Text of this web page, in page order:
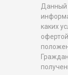
Данный
каких